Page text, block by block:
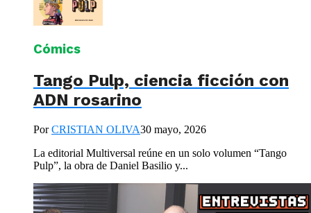
Cómics
Tango Pulp, ciencia ficción con
ADN rosarino
PorCRISTIAN OLIVA30 mayo, 2026
La editorial Multiversal reúne en un solo volumen “Tango
Pulp”, la obra de Daniel Basilio y...